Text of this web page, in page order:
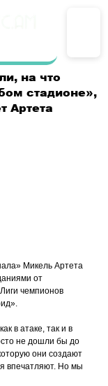
на что
стадионе»,
Артета
Микель Артета
от
чемпионов
в атаке, так и в
не дошли бы до
они создают
впечатляют. Но мы